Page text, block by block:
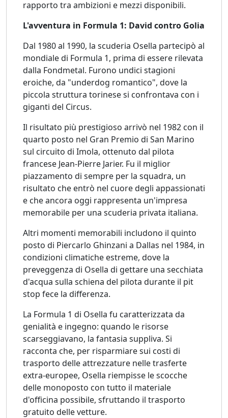
rapporto tra ambizioni e mezzi disponibili.
L'avventura in Formula 1: David contro Golia
Dal 1980 al 1990, la scuderia Osella partecipò al
mondiale di Formula 1, prima di essere rilevata
dalla Fondmetal. Furono undici stagioni
eroiche, da "underdog romantico", dove la
piccola struttura torinese si confrontava con i
giganti del Circus.
Il risultato più prestigioso arrivò nel 1982 con il
quarto posto nel Gran Premio di San Marino
sul circuito di Imola, ottenuto dal pilota
francese Jean-Pierre Jarier. Fu il miglior
piazzamento di sempre per la squadra, un
risultato che entrò nel cuore degli appassionati
e che ancora oggi rappresenta un'impresa
memorabile per una scuderia privata italiana.
Altri momenti memorabili includono il quinto
posto di Piercarlo Ghinzani a Dallas nel 1984, in
condizioni climatiche estreme, dove la
preveggenza di Osella di gettare una secchiata
d'acqua sulla schiena del pilota durante il pit
stop fece la differenza.
La Formula 1 di Osella fu caratterizzata da
genialità e ingegno: quando le risorse
scarseggiavano, la fantasia suppliva. Si
racconta che, per risparmiare sui costi di
trasporto delle attrezzature nelle trasferte
extra-europee, Osella riempisse le scocche
delle monoposto con tutto il materiale
d'officina possibile, sfruttando il trasporto
gratuito delle vetture.